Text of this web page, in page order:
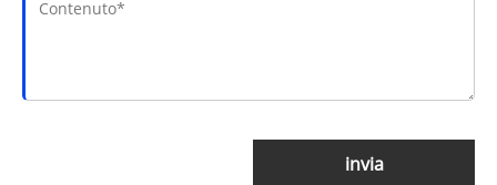
invia